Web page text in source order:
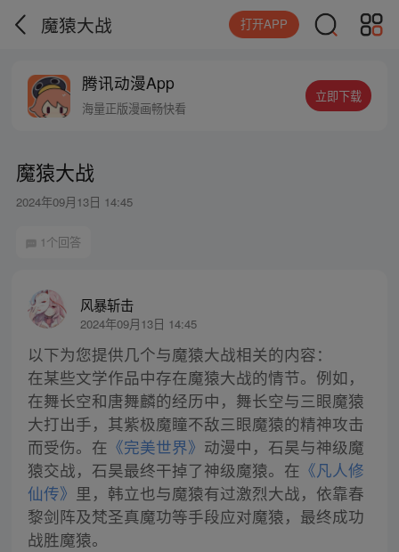
魔猿大战 打开APP
腾讯动漫App
海量正版漫画畅快看
立即下载
魔猿大战
2024年09月13日 14:45
1个回答
风暴斩击
2024年09月13日 14:45
以下为您提供几个与魔猿大战相关的内容：
在某些文学作品中存在魔猿大战的情节。例如，
在舞长空和唐舞麟的经历中，舞长空与三眼魔猿
大打出手，其紫极魔瞳不敌三眼魔猿的精神攻击
而受伤。在 《完美世界》 动漫中，石昊与神级魔
猿交战，石昊最终干掉了神级魔猿。在 《凡人修
仙传》 里，韩立也与魔猿有过激烈大战，依靠春
黎剑阵及梵圣真魔功等手段应对魔猿，最终成功
战胜魔猿。